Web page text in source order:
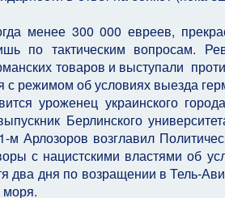
менее 300 000 евреев,
по тактическим вопросам.
товаров и выступали
с режимом об условиях выезда
уроженец украинского
Берлинского
Арлозоров возглавил
с нацистскими властями об
два дня по возращении в Тель-
моря.